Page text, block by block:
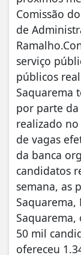
Comissão
de
serviço
públicos
Saquarema
por parte
realizado
de vagas
da banca
candidatos
semana, as
Saquarema,
50 mil
ofereceu